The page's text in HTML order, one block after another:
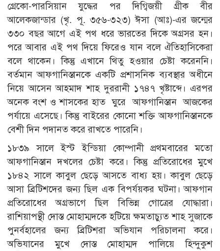
গ্রেকো-পারসিয়ান যুদ্ধের পর দিগ্বিজয়ী গ্রীক বীর
আলেকজান্ডার (খৃ. পূ. ৩৫৬-৩২৩) ঈসা (আঃ)-এর জন্মের
৩৩০ বছর আগে এই পথ ধরে ভারতের দিকে অগ্রসর হন।
পরে আবার এই পথ দিয়ে ফিরেও যান বলে ঐতিহাসিকেরা
বলে থাকেন। কিন্তু এখানে থিতু হওয়ার চেষ্টা করেননি।
বর্তমান আফগানিস্তানকে একটি প্রশাসনিক ব্যবস্থার অধীনে
নিয়ে আসেন আহমাদ শাহ দুররানী ১৭৪৭ খৃষ্টাব্দে। এরপর
অনেক বংশ ও শাসকের হাত ঘুরে আফগানিস্তান আজকের
পর্যায়ে এসেছে। কিন্তু বাইরের কোনো শক্তি আফগানিস্তানকে
বেশী দিন পদানত করে রাখতে পারেনি।
১৮৩৯ সালে ইস্ট ইন্ডিয়া কোম্পানী প্রথমবারের মতো
আফগানিস্তান দখলের চেষ্টা করে। কিন্তু প্রতিরোধের মুখে
১৮৪২ সালে কাবুল ছেড়ে আসতে বাধ্য হয়। কাবুল ছেড়ে
আসা ব্রিটিশদের জন্য ছিল এক বিপর্যয়কর ঘটনা। আফগান
প্রতিরোধের অগ্রভাগে ছিল বিভিন্ন গোত্রের যোদ্ধারা।
রাশিয়াপন্থী দোস্ত মোহাম্মদকে হটিয়ে ক্ষমতাচ্যুত শাহ সুজাকে
পুনর্বহালের জন্য ব্রিটিশরা অভিযান পরিচালনা করে।
অভিযানের মুখে দোস্ত মোহাম্মদ পালিয়ে হিন্দুকুশ